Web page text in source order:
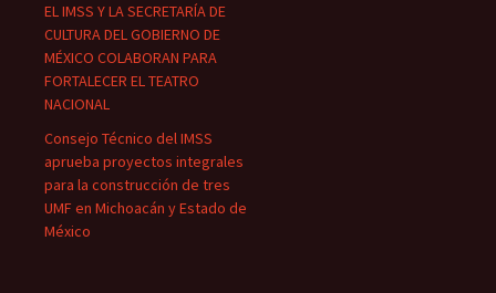
EL IMSS Y LA SECRETARÍA DE
CULTURA DEL GOBIERNO DE
MÉXICO COLABORAN PARA
FORTALECER EL TEATRO
NACIONAL
Consejo Técnico del IMSS
aprueba proyectos integrales
para la construcción de tres
UMF en Michoacán y Estado de
México